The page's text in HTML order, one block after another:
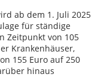
ab dem 1. Juli 2025
für ständige
Zeitpunkt von 105
Krankenhäuser,
155 Euro auf 250
hinaus